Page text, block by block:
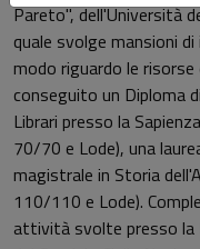
Pareto", dell'Università
quale svolge mansioni
modo riguardo le
conseguito un Diploma
Librari presso la
70/70 e Lode), una
magistrale in Storia
110/110 e Lode).
attività svolte presso la